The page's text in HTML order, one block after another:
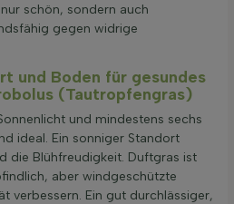
schön, sondern auch
gegen widrige
und Boden für gesundes
(Tautropfengras)
und mindestens sechs
ideal. Ein sonniger Standort
die Blühfreudigkeit. Duftgras ist
aber windgeschützte
verbessern. Ein gut durchlässiger,